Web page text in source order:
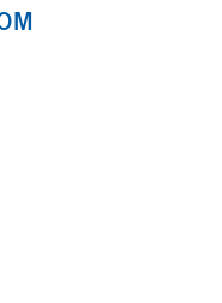
towers, and then